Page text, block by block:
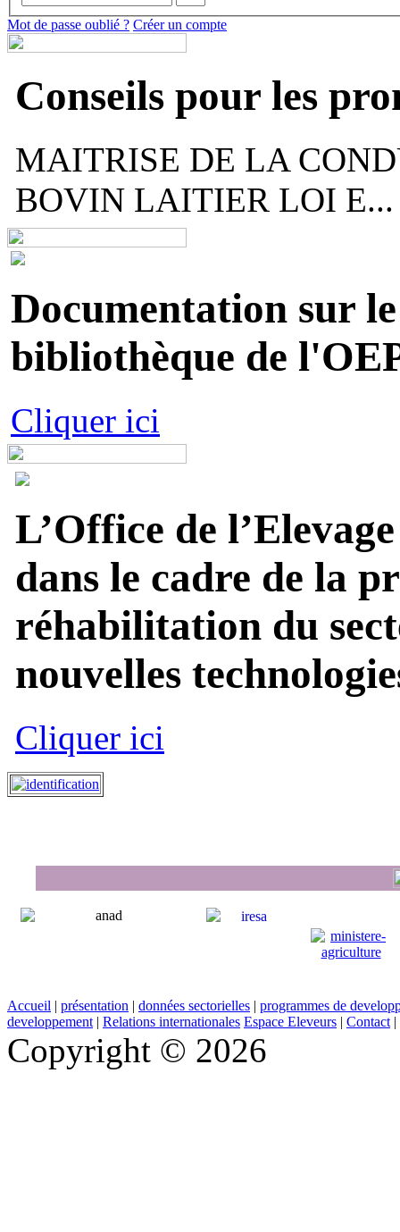
Mot de passe oublié ? Créer un compte
Conseils pour les
MAITRISE DE LA
BOVIN LAITIER LOI E...
Documentation sur
bibliothèque de
Cliquer ici
L’Office de
dans le cadre de la
réhabilitation du
nouvelles
Cliquer ici
Accueil | présentation | données sectorielles | programmes de
developpement | Relations internationales Espace Eleveurs | Contact |
Copyright © 2026